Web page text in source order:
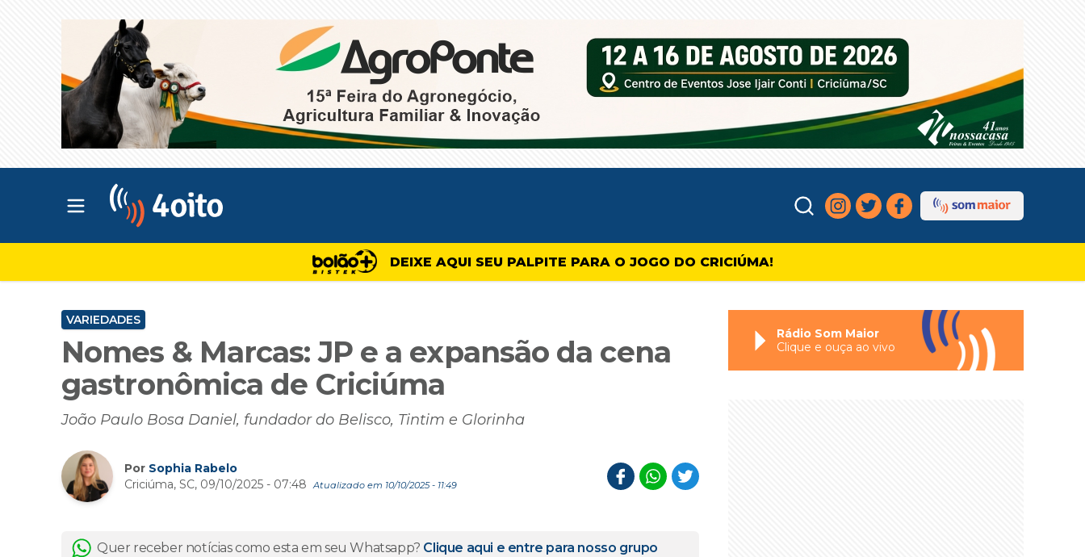
Abrir menu principal
DEIXE AQUI SEU PALPITE PARA O JOGO DO CRICIÚMA!
VARIEDADES
Nomes & Marcas: JP e a expansão da cena
gastronômica de Criciúma
João Paulo Bosa Daniel, fundador do Belisco, Tintim e Glorinha
Por Sophia Rabelo
Criciúma, SC, 09/10/2025 - 07:48
Atualizado em 10/10/2025 - 11:49
Quer receber notícias como esta em seu Whatsapp? Clique aqui e entre para nosso grupo
Rádio Som Maior
Clique e ouça ao vivo